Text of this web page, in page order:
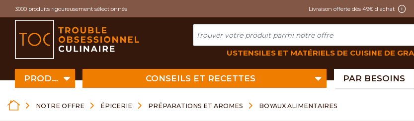
3000 produits rigoureusement sélectionnés Livraison offerte dès 49€ d'achat
USTENSILES ET MATÉRIELS DE CUISINE DE
PRODUITS CONSEILS ET RECETTES PAR BESOINS
NOTRE OFFRE ÉPICERIE PRÉPARATIONS ET AROMES BOYAUX ALIMENTAIRES